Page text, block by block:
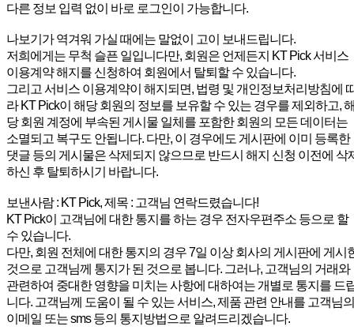
다른 정보 입력 없이 바로 로그인이 가능합니다.
나보기가 역겨워 가실 때에는 말없이 고이 보내드립니다.
저희에게는 무척 슬픈 일입니다만, 회원은 언제든지 KT Pick 서비스
이용계약 해지를 신청하여 회원에서 탈퇴할 수 있습니다.
그리고 서비스 이용계약이 해지되면, 법령 및 개인정보처리방침에
라 KT Pick이 해당 회원의 정보를 보유할 수 있는 경우를 제외하고,
당 회원 계정에 부속된 게시물 일체를 포함한 회원의 모든 데이터는
소멸되고 복구도 안됩니다. 다만, 이 경우에도 게시판에 이미 등록한
댓글 등의 게시물은 삭제되지 않으므로 반드시 해지 신청 이전에 삭
하신 후 탈퇴하시기 바랍니다.
보낸사람 : KT Pick, 제목 : 고객님 연락드렸습니다!
KT Pick이 고객님에 대한 통지를 하는 경우 전자우편주소 등으로 할
수 있습니다.
다만, 회원 전체에 대한 통지의 경우 7일 이상 회사의 게시판에 게시
것으로 고객님께 통지가 된 것으로 봅니다. 그러나, 고객님의 거래와
관련하여 중대한 영향을 미치는 사항에 대하여는 개별로 통지를 드
니다. 고객님께 도움이 될 수 있는 서비스, 제품 관련 안내를 고객님의
이메일 또는 sms 등의 통지방법으로 알려드리겠습니다.